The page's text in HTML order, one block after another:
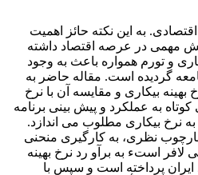
اقتصادی. به این نکته حائز اهمیت
مهمی در عرصه اقتصاد داشته
و تورم همواره باعث به وجود
گردیده است. مقاله حاضر به
بهینه بیکاری و مقایسه آن با نرخ
به عملکرد و پیش بینی برنامه
نرخ بیکاری مطلوب می اندازد.
نظری، به کارگیری منحنی
استء به برآو رد نرخ بهینه
ایران پرداخته است و سپس با